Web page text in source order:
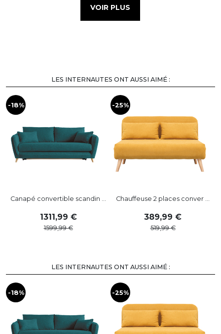
VOIR PLUS
LES INTERNAUTES ONT AUSSI AIMÉ :
-18%
Canapé convertible scandin ...
1311 ,99
1599,99
-25%
Chauffeuse 2 places conver ...
389,99
519,99
LES INTERNAUTES ONT AUSSI AIMÉ :
-18% -25%